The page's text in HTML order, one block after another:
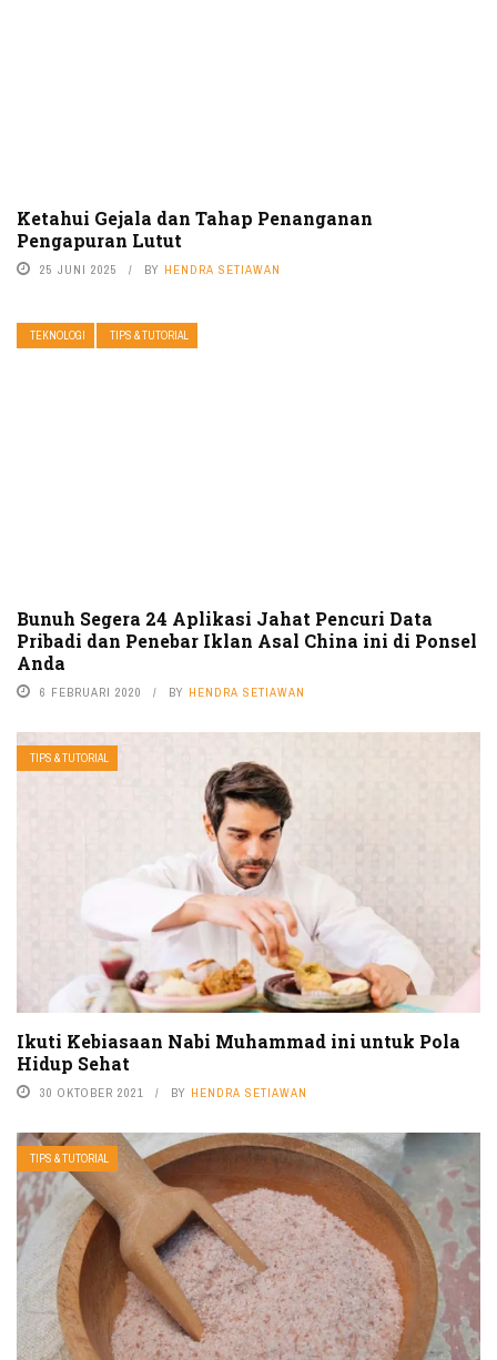
Ketahui Gejala dan Tahap Penanganan
Pengapuran Lutut
25 JUNI 2025 BY HENDRA SETIAWAN
TEKNOLOGI TIPS & TUTORIAL
Bunuh Segera 24 Aplikasi Jahat Pencuri Data
Pribadi dan Penebar Iklan Asal China ini di Ponsel
Anda
6 FEBRUARI 2020 BY HENDRA SETIAWAN
TIPS & TUTORIAL
Ikuti Kebiasaan Nabi Muhammad ini untuk Pola
Hidup Sehat
30 OKTOBER 2021 BY HENDRA SETIAWAN
TIPS & TUTORIAL